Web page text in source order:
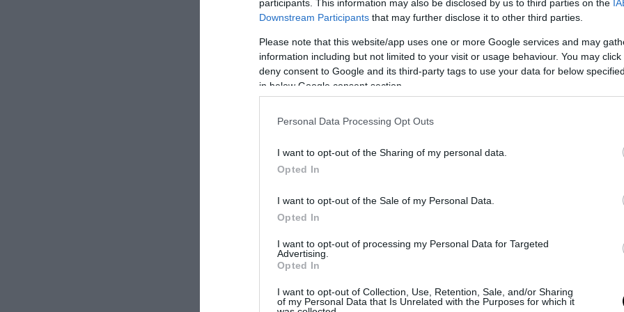
participants. This information may also be disclosed by us to third parties on the
Downstream Participants that may further disclose it to other third parties.
Please note that this website/app uses one or more Google services and may
information including but not limited to your visit or usage behaviour. You may
deny consent to Google and its third-party tags to use your data for below
in below Google consent section.
Personal Data Processing Opt Outs
I want to opt-out of the Sharing of my personal data.
Opted In
I want to opt-out of the Sale of my Personal Data.
Opted In
I want to opt-out of processing my Personal Data for Targeted
Advertising.
Opted In
I want to opt-out of Collection, Use, Retention, Sale, and/or Sharing
of my Personal Data that Is Unrelated with the Purposes for which it
Δείτε αυτή τη δημοσίευση στο Instagram.
Η δημοσίευση κοινοποιήθηκε από το χρήστη pronews.gr (@pronews.gr)